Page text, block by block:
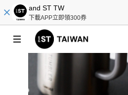
and ST TW
下載APP立即領300券